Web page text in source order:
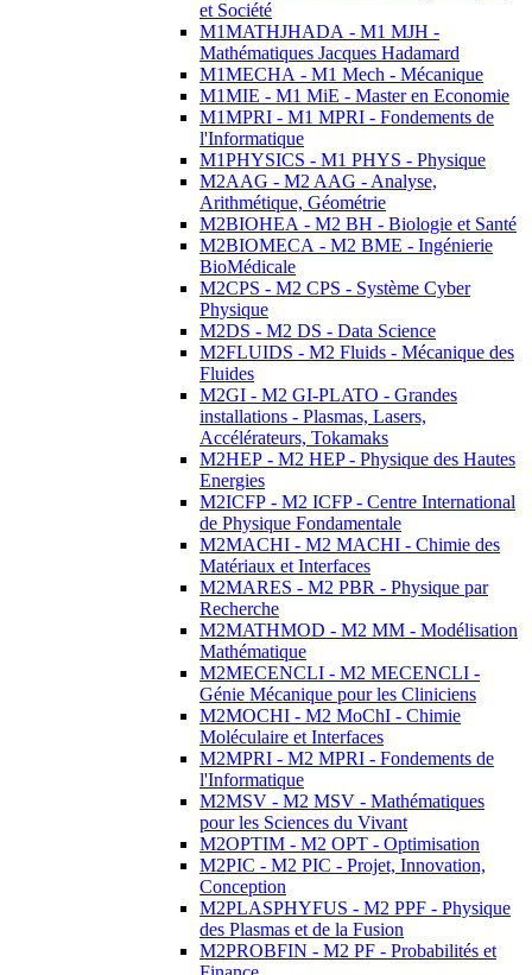
et Société
M1MATHJHADA - M1 MJH -
Mathématiques Jacques Hadamard
M1MECHA - M1 Mech - Mécanique
M1MIE - M1 MiE - Master en Economie
M1MPRI - M1 MPRI - Fondements de
l'Informatique
M1PHYSICS - M1 PHYS - Physique
M2AAG - M2 AAG - Analyse,
Arithmétique, Géométrie
M2BIOHEA - M2 BH - Biologie et Santé
M2BIOMECA - M2 BME - Ingénierie
BioMédicale
M2CPS - M2 CPS - Système Cyber
Physique
M2DS - M2 DS - Data Science
M2FLUIDS - M2 Fluids - Mécanique des
Fluides
M2GI - M2 GI-PLATO - Grandes
installations - Plasmas, Lasers,
Accélérateurs, Tokamaks
M2HEP - M2 HEP - Physique des Hautes
Energies
M2ICFP - M2 ICFP - Centre International
de Physique Fondamentale
M2MACHI - M2 MACHI - Chimie des
Matériaux et Interfaces
M2MARES - M2 PBR - Physique par
Recherche
M2MATHMOD - M2 MM - Modélisation
Mathématique
M2MECENCLI - M2 MECENCLI -
Génie Mécanique pour les Cliniciens
M2MOCHI - M2 MoChI - Chimie
Moléculaire et Interfaces
M2MPRI - M2 MPRI - Fondements de
l'Informatique
M2MSV - M2 MSV - Mathématiques
pour les Sciences du Vivant
M2OPTIM - M2 OPT - Optimisation
M2PIC - M2 PIC - Projet, Innovation,
Conception
M2PLASPHYFUS - M2 PPF - Physique
des Plasmas et de la Fusion
M2PROBFIN - M2 PF - Probabilités et